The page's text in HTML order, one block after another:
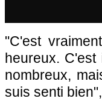
"C'est
heureux.
nombreux,
suis senti